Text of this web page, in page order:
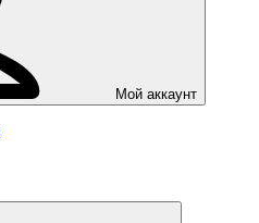
Мой аккаунт